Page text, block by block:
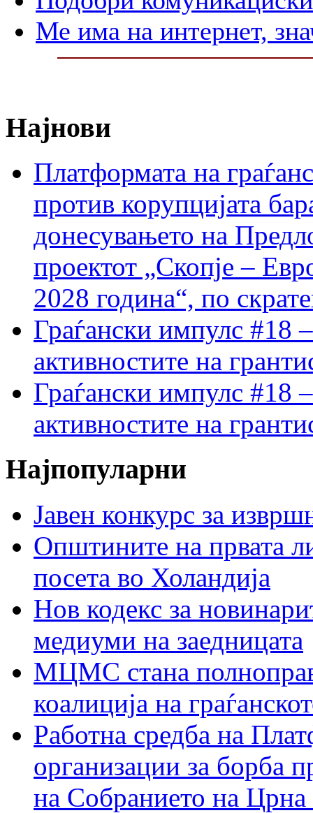
Ме има на интернет,
Најнови
Платформата на
против корупцијата
донесувањето на
проектот „Скопје –
2028 година“, по
Граѓански импулс #18
активностите на
Граѓански импулс #18
активностите на
Најпопуларни
Јавен конкурс за
Општините на првата
посета во Холандија
Нов кодекс за
медиуми на заедницата
МЦМС стана
коалиција на
Работна средба на
организации за борба
на Собранието на Црна